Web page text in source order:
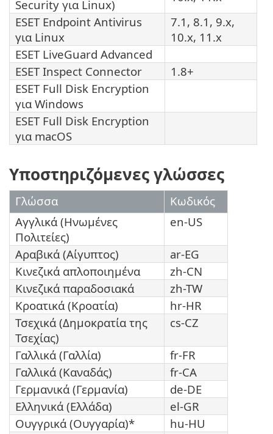
Security για Linux)
ESET Endpoint Antivirus
για Linux
7.1, 8.1, 9.x,
10.x, 11.x
ESET LiveGuard Advanced
ESET Inspect Connector
1.8+
ESET Full Disk Encryption
για Windows
ESET Full Disk Encryption
για macOS
Υποστηριζόμενες γλώσσες
Γλώσσα
Κωδικός
Αγγλικά (Ηνωμένες
Πολιτείες)
en-US
Αραβικά (Αίγυπτος)
ar-EG
Κινεζικά απλοποιημένα
zh-CN
Κινεζικά παραδοσιακά
zh-TW
Κροατικά (Κροατία)
hr-HR
Τσεχικά (Δημοκρατία της
Τσεχίας)
cs-CZ
Γαλλικά (Γαλλία)
fr-FR
Γαλλικά (Καναδάς)
fr-CA
Γερμανικά (Γερμανία)
de-DE
Ελληνικά (Ελλάδα)
el-GR
Ουγγρικά (Ουγγαρία)*
hu-HU